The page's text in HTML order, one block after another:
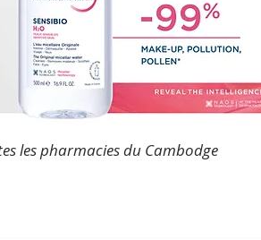
les pharmacies du Cambodge